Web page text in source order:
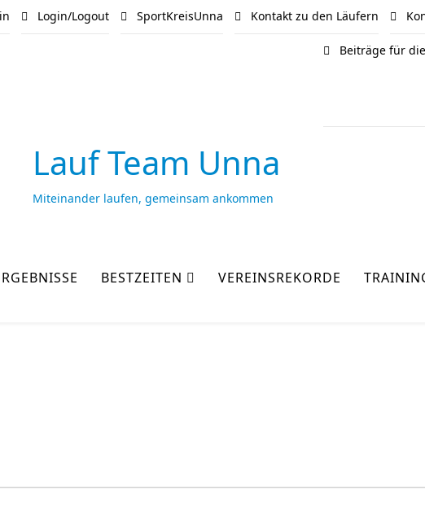
Login/Logout SportKreisUnna Kontakt zu den Läufern
Beiträge für
Lauf Team Unna
Miteinander laufen, gemeinsam ankommen
BESTZEITEN VEREINSREKORDE